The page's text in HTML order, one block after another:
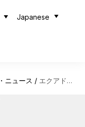
Japanese
ニュース / エクアドルのシエラネグラ山脈でのユニークな冒険